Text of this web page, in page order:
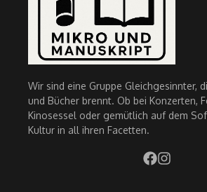
Wir sind eine Gruppe Gleichgesinnter,
und Bücher brennt. Ob bei Konzerten,
Kinosessel oder gemütlich auf dem
Kultur in all ihren Facetten.